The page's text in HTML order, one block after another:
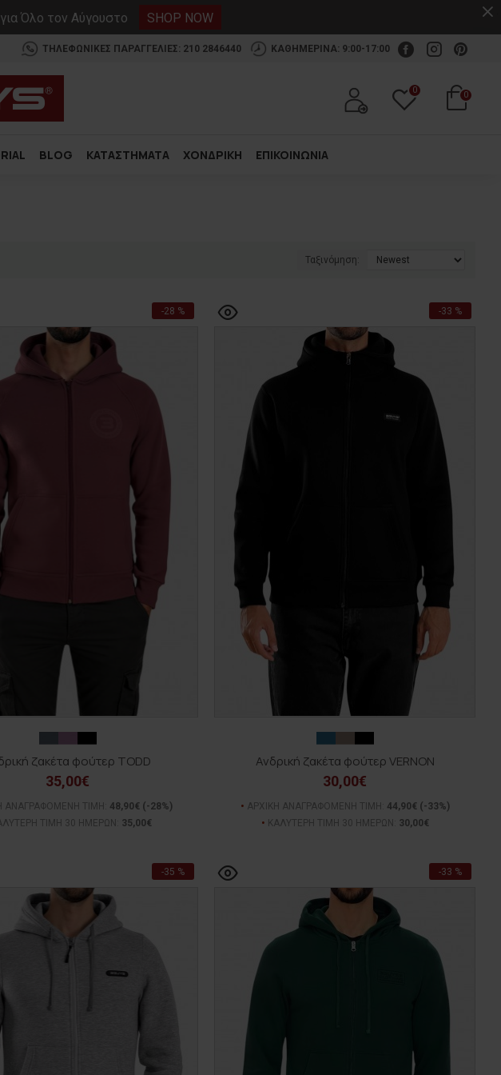
Όλο τον Αύγουστο SHOP NOW
ΤΗΛΕΦΩΝΙΚΕΣ ΠΑΡΑΓΓΕΛΙΕΣ: 210 2846440 ΚΑΘΗΜΕΡΙΝΑ: 9:00-17:00
0 0
BLOG ΚΑΤΑΣΤΗΜΑΤΑ ΧΟΝΔΡΙΚΗ ΕΠΙΚΟΙΝΩΝΙΑ
Ταξινόμηση:
-28 %
ζακέτα φούτερ TODD
35,00€
ΑΝΑΓΡΑΦΟΜΕΝΗ ΤΙΜΗ: 48,90€ (-28%)
ΤΙΜΗ 30 ΗΜΕΡΩΝ:
35,00€
-33 %
Ανδρική ζακέτα φούτερ VERNON
30,00€
ΑΡΧΙΚΗ ΑΝΑΓΡΑΦΟΜΕΝΗ ΤΙΜΗ: 44,90€ (-33%)
ΚΑΛΥΤΕΡΗ ΤΙΜΗ 30 ΗΜΕΡΩΝ:
30,00€
-35 % -33 %